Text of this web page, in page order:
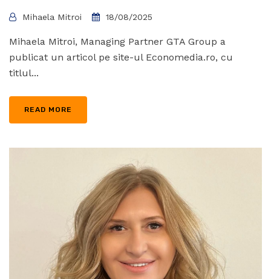
Mihaela Mitroi 18/08/2025
Mihaela Mitroi, Managing Partner GTA Group a
publicat un articol pe site-ul Economedia.ro, cu
titlul...
READ MORE